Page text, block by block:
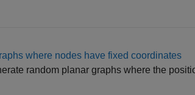
where nodes have fixed coordinates
random planar graphs where the